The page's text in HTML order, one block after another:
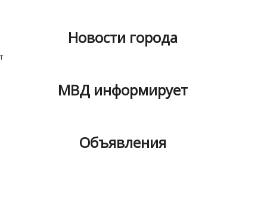
Новости города
МВД информирует
Объявления